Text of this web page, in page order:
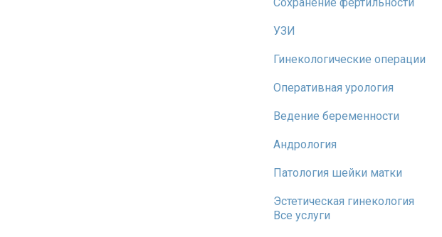
УЗИ
Гинекологические операции
Оперативная урология
Ведение беременности
Андрология
Патология шейки матки
Эстетическая гинекология
Все услуги